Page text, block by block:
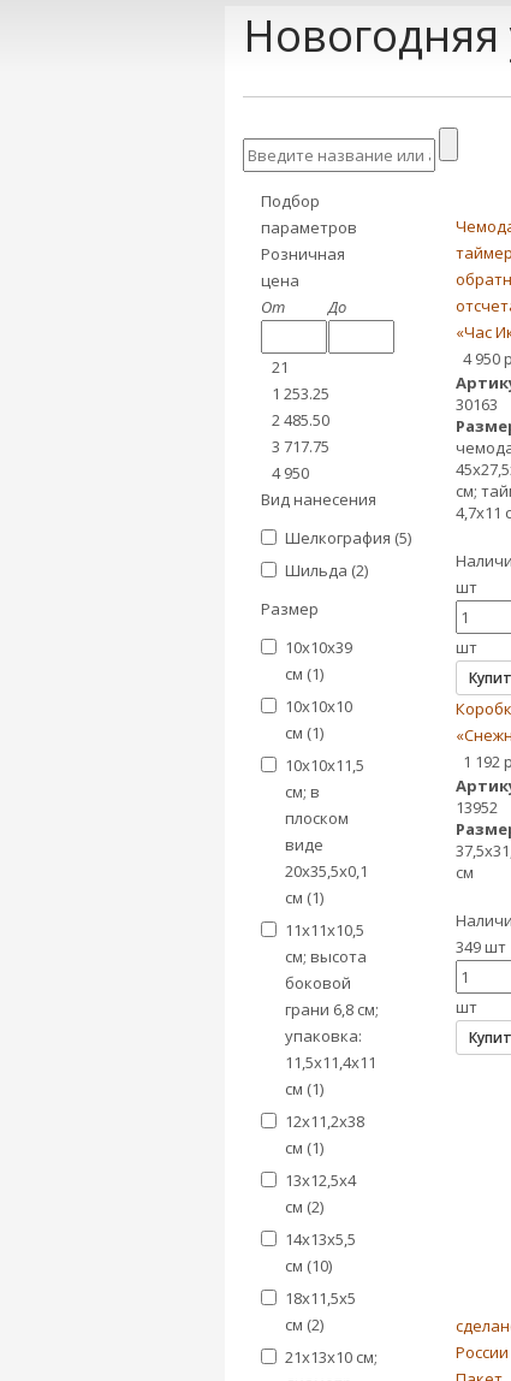
Подбор
параметров
Розничная
цена
От
До
21
1 253.25
2 485.50
3 717.75
4 950
Вид нанесения
Шелкография (5)
Шильда (2)
Размер
10x10x39
см (1)
10х10х10
см (1)
10х10х11,5
см; в
плоском
виде
20х35,5х0,1
см (1)
11х11х10,5
см; высота
боковой
грани 6,8 см;
упаковка:
11,5х11,4х11
см (1)
12х11,2х38
см (1)
13x12,5x4
см (2)
14х13х5,5
см (10)
18x11,5x5
см (2)
21х13х10 см;
«Час
4 950
30163
см;
4,7х11
шт
шт
1 192
13952
см
349 шт
шт
России